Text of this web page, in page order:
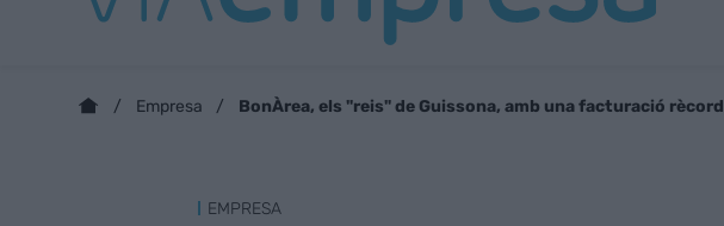
Empresa BonÀrea, els "reis" de Guissona, amb una facturació rècord
EMPRESA